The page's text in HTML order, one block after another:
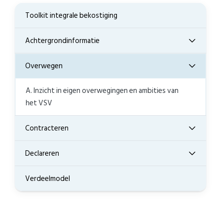
Toolkit integrale bekostiging
Achtergrondinformatie
Overwegen
A. Inzicht in eigen overwegingen en ambities van
het VSV
Contracteren
Declareren
Verdeelmodel